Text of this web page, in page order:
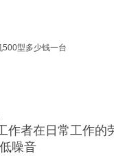
者在日常工作的
噪音